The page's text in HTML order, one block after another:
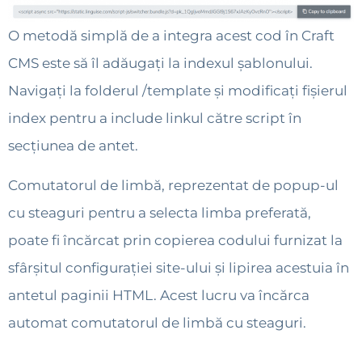
O metodă simplă de a integra acest cod în Craft
CMS este să îl adăugați la indexul șablonului.
Navigați la folderul /template și modificați fișierul
index pentru a include linkul către script în
secțiunea de antet.
Comutatorul de limbă, reprezentat de popup-ul
cu steaguri pentru a selecta limba preferată,
poate fi încărcat prin copierea codului furnizat la
sfârșitul configurației site-ului și lipirea acestuia în
antetul paginii HTML. Acest lucru va încărca
automat comutatorul de limbă cu steaguri.